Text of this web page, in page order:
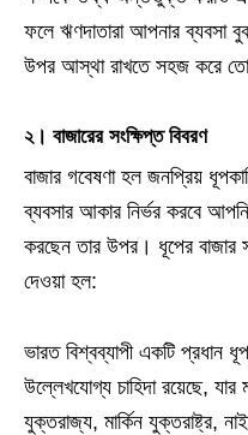
ফলে ঋণদাতারা আপনার ব্যবসা
উপর আস্থা রাখতে সহজ করে
২। বাজারের সংক্ষিপ্ত বিবরণ
বাজার গবেষণা হল জনপ্রিয়
ব্যবসার আকার নির্ভর করবে আপনি
করছেন তার উপর। ধূপের বাজার
দেওয়া হল:
ভারত বিশ্বব্যাপী একটি
উল্লেখযোগ্য চাহিদা রয়েছে,
যুক্তরাজ্য, মার্কিন যুক্তরাষ্ট্র,